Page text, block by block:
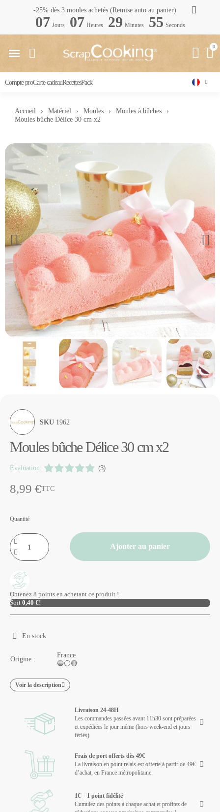
-25% dès 3 moules achetés (Remise auto au panier)
07 Jours 07 Heures 29 Minutes 54 Seconds
Compte proCarte cadeauRecettesPack
Accueil Matériel Moules
Moules à bûches
Moules bûche Délice 30 cm x2
SKU 1962
Moules bûche Délice 30 cm x2
Évaluation: (3)
8,99 €TTC
Quantité
Ajouter au panier
Obtenez 8 points en achetant ce produit !
Soit 0,40 €!
En stock
Origine :
France
🔵⚪🔴
Voir la description
Livraison 24-48H
Les commandes passées avant 11h30 sont préparées
et expédiées le jour même (hors week-end et jours
fériés)
Frais de port offerts dès 49€
La livraison en point relais est offerte à partir de 49€
d’achat, en France métropolitaine.
1€ = 1 point fidélité
Cumulez des points à chaque achat et profitez de